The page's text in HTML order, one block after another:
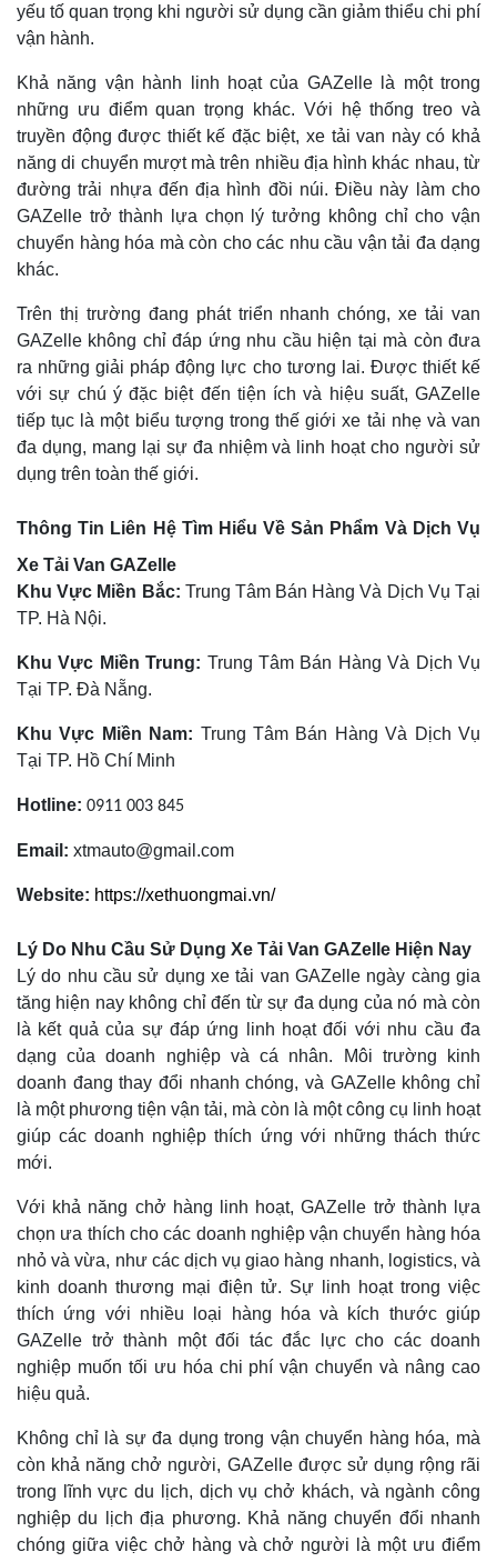
yếu tố quan trọng khi người sử dụng cần giảm thiểu chi phí
vận hành.
Khả năng vận hành linh hoạt của GAZelle là một trong
những ưu điểm quan trọng khác. Với hệ thống treo và
truyền động được thiết kế đặc biệt, xe tải van này có khả
năng di chuyển mượt mà trên nhiều địa hình khác nhau, từ
đường trải nhựa đến địa hình đồi núi. Điều này làm cho
GAZelle trở thành lựa chọn lý tưởng không chỉ cho vận
chuyển hàng hóa mà còn cho các nhu cầu vận tải đa dạng
khác.
Trên thị trường đang phát triển nhanh chóng, xe tải van
GAZelle không chỉ đáp ứng nhu cầu hiện tại mà còn đưa
ra những giải pháp động lực cho tương lai. Được thiết kế
với sự chú ý đặc biệt đến tiện ích và hiệu suất, GAZelle
tiếp tục là một biểu tượng trong thế giới xe tải nhẹ và van
đa dụng, mang lại sự đa nhiệm và linh hoạt cho người sử
dụng trên toàn thế giới.
Thông Tin Liên Hệ Tìm Hiểu Về Sản Phẩm Và Dịch Vụ
Xe Tải Van GAZelle
Khu Vực Miền Bắc: Trung Tâm Bán Hàng Và Dịch Vụ Tại
TP. Hà Nội.
Khu Vực Miền Trung: Trung Tâm Bán Hàng Và Dịch Vụ
Tại TP. Đà Nẵng.
Khu Vực Miền Nam: Trung Tâm Bán Hàng Và Dịch Vụ
Tại TP. Hồ Chí Minh
Hotline: 0911 003 845
Email: xtmauto@gmail.com
Website: https://xethuongmai.vn/
Lý Do Nhu Cầu Sử Dụng Xe Tải Van GAZelle Hiện Nay
Lý do nhu cầu sử dụng xe tải van GAZelle ngày càng gia
tăng hiện nay không chỉ đến từ sự đa dụng của nó mà còn
là kết quả của sự đáp ứng linh hoạt đối với nhu cầu đa
dạng của doanh nghiệp và cá nhân. Môi trường kinh
doanh đang thay đổi nhanh chóng, và GAZelle không chỉ
là một phương tiện vận tải, mà còn là một công cụ linh hoạt
giúp các doanh nghiệp thích ứng với những thách thức
mới.
Với khả năng chở hàng linh hoạt, GAZelle trở thành lựa
chọn ưa thích cho các doanh nghiệp vận chuyển hàng hóa
nhỏ và vừa, như các dịch vụ giao hàng nhanh, logistics, và
kinh doanh thương mại điện tử. Sự linh hoạt trong việc
thích ứng với nhiều loại hàng hóa và kích thước giúp
GAZelle trở thành một đối tác đắc lực cho các doanh
nghiệp muốn tối ưu hóa chi phí vận chuyển và nâng cao
hiệu quả.
Không chỉ là sự đa dụng trong vận chuyển hàng hóa, mà
còn khả năng chở người, GAZelle được sử dụng rộng rãi
trong lĩnh vực du lịch, dịch vụ chở khách, và ngành công
nghiệp du lịch địa phương. Khả năng chuyển đổi nhanh
chóng giữa việc chở hàng và chở người là một ưu điểm